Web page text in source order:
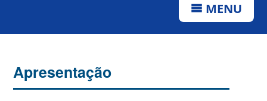
MENU
Apresentação